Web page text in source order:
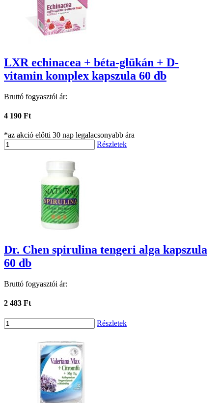
LXR echinacea + béta-glükán + D-
vitamin komplex kapszula 60 db
Bruttó fogyasztói ár:
4 190 Ft
*az akció előtti 30 nap legalacsonyabb ára
Részletek
Dr. Chen spirulina tengeri alga kapszula
60 db
Bruttó fogyasztói ár:
2 483 Ft
Részletek